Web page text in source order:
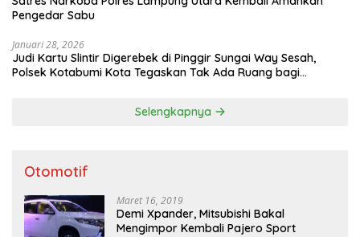
Pengedar Sabu
Januari 28, 2026
Judi Kartu Slintir Digerebek di Pinggir Sungai Way Sesah,
Polsek Kotabumi Kota Tegaskan Tak Ada Ruang bagi
Selengkapnya
Otomotif
Maret 16, 2019
Demi Xpander, Mitsubishi Bakal
Mengimpor Kembali Pajero Sport